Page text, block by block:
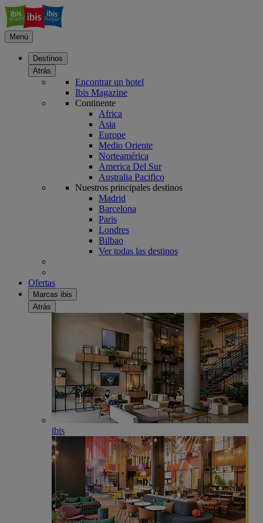
Menú
Destinos
Atrás
Encontrar un hotel
Ibis Magazine
Continente
Africa
Asia
Europe
Medio Oriente
Norteamérica
America Del Sur
Australia Pacifico
Nuestros principales destinos
Madrid
Barcelona
Paris
Londres
Bilbao
Ver todas las destinos
Ofertas
Marcas ibis
Atrás
ibis